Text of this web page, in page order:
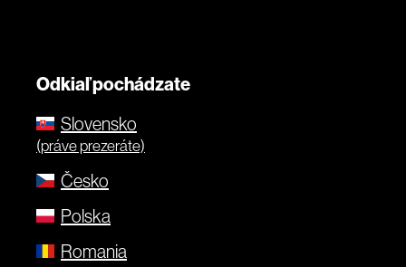
Odkiaľ pochádzate
Slovensko
(práve prezeráte)
Česko
Polska
Romania